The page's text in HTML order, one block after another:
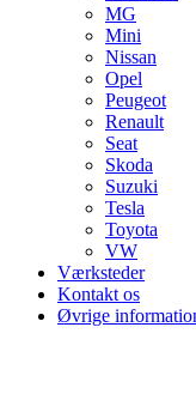
MG
Mini
Nissan
Opel
Peugeot
Renault
Seat
Skoda
Suzuki
Tesla
Toyota
VW
Værksteder
Kontakt os
Øvrige